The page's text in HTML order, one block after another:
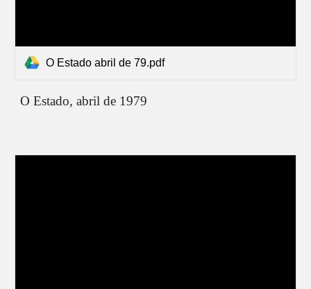
O Estado abril de 79.pdf
O Estado,abril de 1979